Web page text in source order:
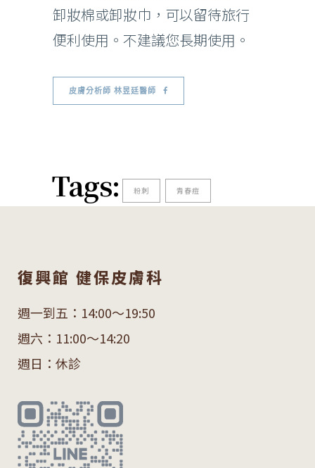
卸妝棉或卸妝巾，可以留待旅行
便利使用。不建議您長期使用。
皮膚分析師 林昱廷醫師
Tags: 粉刺 青春痘
復興館 健保皮膚科
週一到五：14:00～19:50
週六：11:00～14:20
週日：休診